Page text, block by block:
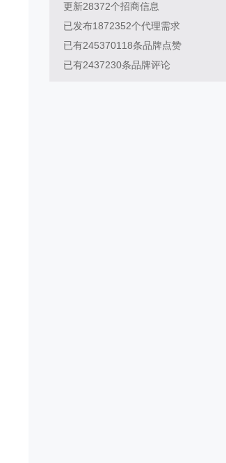
更新28372个招商信息
已发布1872352个代理需求
已有245370118条品牌点赞
已有2437230条品牌评论